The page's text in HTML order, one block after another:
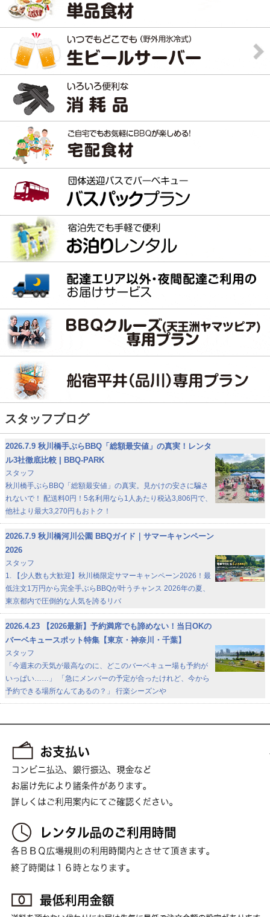
スタッフブログ
2026.7.9 秋川橋手ぶらBBQ「総額最安値」の真実！レンタ
ル3社徹底比較 | BBQ-PARK
スタッフ
秋川橋手ぶらBBQ「総額最安値」の真実。見かけの安さに騙さ
れないで！ 配送料0円！5名利用なら1人あたり税込3,806円で、
他社より最大3,270円もおトク！
2026.7.9 秋川橋河川公園 BBQガイド｜サマーキャンペーン
2026
スタッフ
1. 【少人数も大歓迎】秋川橋限定サマーキャンペーン2026！最
低注文1万円から完全手ぶらBBQが叶うチャンス 2026年の夏、
東京都内で圧倒的な人気を誇るリバ
2026.4.23 【2026最新】予約満席でも諦めない！当日OKの
バーベキュースポット特集【東京・神奈川・千葉】
スタッフ
「今週末の天気が最高なのに、どこのバーベキュー場も予約が
いっぱい……」 「急にメンバーの予定が合ったけれど、今から
予約できる場所なんてあるの？」 行楽シーズンや